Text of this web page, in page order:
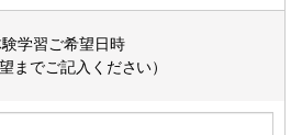
学習ご希望日時
までご記入ください）